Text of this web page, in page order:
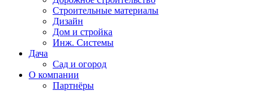
Строительные материалы
Дизайн
Дом и стройка
Инж. Системы
Дача
Сад и огород
О компании
Партнёры